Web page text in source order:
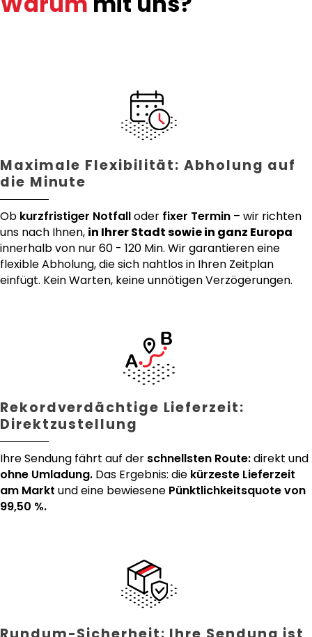
Maximale Flexibilität: Abholung auf
die Minute
Ob kurzfristiger Notfalloder fixer Termin – wir richten
uns nach Ihnen, in Ihrer Stadt sowie in ganz Europa
innerhalb von nur 60 - 120 Min. Wir garantieren eine
flexible Abholung, die sich nahtlos in Ihren Zeitplan
einfügt. Kein Warten, keine unnötigen Verzögerungen.
Rekordverdächtige Lieferzeit:
Direktzustellung
Ihre Sendung fährt auf der schnellsten Route:direkt und
ohne Umladung. Das Ergebnis: die kürzeste Lieferzeit
am Markt und eine bewiesene Pünktlichkeitsquote von
99,50 %.